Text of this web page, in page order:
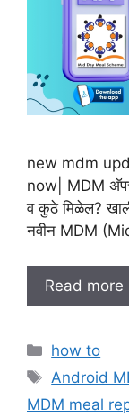
new mdm
now| MDM
व कुठे मिळेल?
नवीन MDM
Read more
C
a
e
how to
T
a
Android
MDM meal